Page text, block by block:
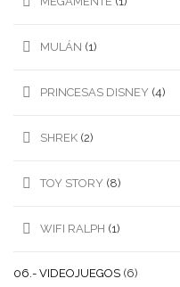
MULÁN (1)
PRINCESAS DISNEY (4)
SHREK (2)
TOY STORY (8)
WIFI RALPH (1)
06.- VIDEOJUEGOS (6)